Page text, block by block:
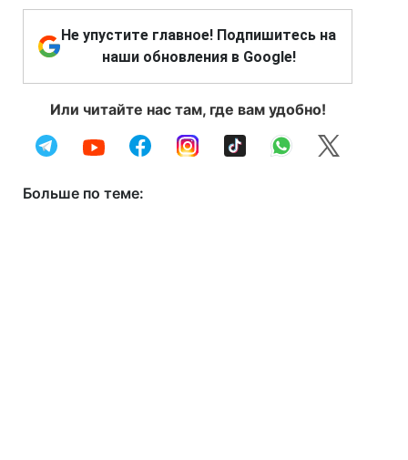
Не упустите главное! Подпишитесь на
наши обновления в Google!
Или читайте нас там, где вам удобно!
Больше по теме: